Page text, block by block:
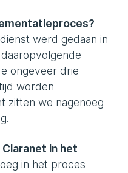
werd gedaan in
ongeveer drie
worden
zitten we nagenoeg
in het
in het proces